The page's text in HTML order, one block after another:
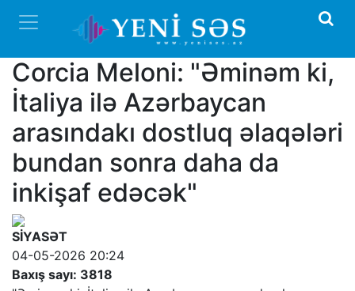
Corcia Meloni: "Əminəm ki,
İtaliya ilə Azərbaycan
arasındakı dostluq əlaqələri
bundan sonra daha da
inkişaf edəcək"
SİYASƏT
04-05-2026 20:24
Baxış sayı: 3818